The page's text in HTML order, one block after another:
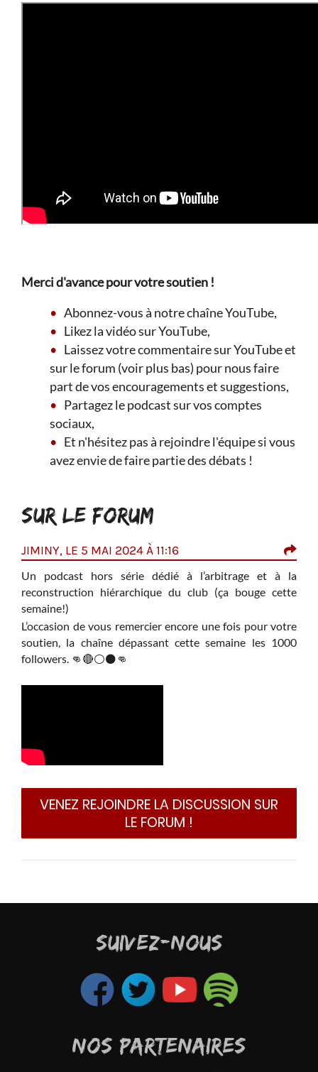
Merci d'avance pour votre soutien !
Abonnez-vous à notre chaîne YouTube,
Likez la vidéo sur YouTube,
Laissez votre commentaire sur YouTube et
sur le forum (voir plus bas) pour nous faire
part de vos encouragements et suggestions,
Partagez le podcast sur vos comptes
sociaux,
Et n'hésitez pas à rejoindre l'équipe si vous
avez envie de faire partie des débats !
SUR LE FORUM
JIMINY, LE 5 MAI 2024 À 11:16
Un podcast hors série dédié à l’arbitrage et à la
reconstruction hiérarchique du club (ça bouge cette
semaine!)
L’occasion de vous remercier encore une fois pour votre
soutien, la chaîne dépassant cette semaine les 1000
followers. 👊 🔴⚪⚫ 👊
VENEZ REJOINDRE LA DISCUSSION SUR
LE FORUM !
SUIVEZ-NOUS
NOS PARTENAIRES